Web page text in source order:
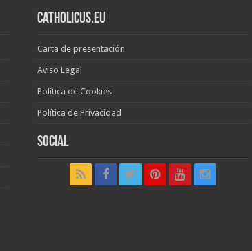
Catholicus.eu
Carta de presentación
Aviso Legal
Política de Cookies
Política de Privacidad
Social